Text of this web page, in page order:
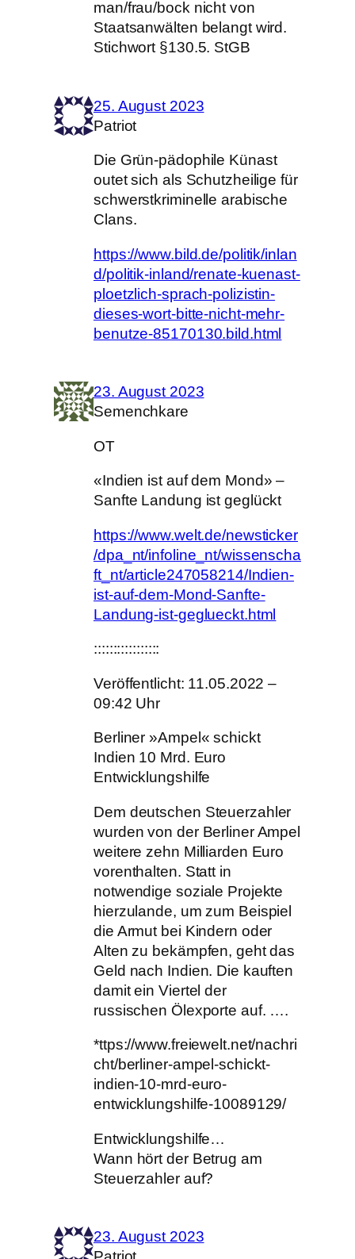
man/frau/bock nicht von
Staatsanwälten belangt wird.
Stichwort §130.5. StGB
25. August 2023
Patriot
Die Grün-pädophile Künast
outet sich als Schutzheilige für
schwerstkriminelle arabische
Clans.
https://www.bild.de/politik/inlan
d/politik-inland/renate-kuenast-
ploetzlich-sprach-polizistin-
dieses-wort-bitte-nicht-mehr-
benutze-85170130.bild.html
23. August 2023
Semenchkare
OT
«Indien ist auf dem Mond» –
Sanfte Landung ist geglückt
https://www.welt.de/newsticker
/dpa_nt/infoline_nt/wissenscha
ft_nt/article247058214/Indien-
ist-auf-dem-Mond-Sanfte-
Landung-ist-geglueckt.html
:::::::::::::::::
Veröffentlicht: 11.05.2022 –
09:42 Uhr
Berliner »Ampel« schickt
Indien 10 Mrd. Euro
Entwicklungshilfe
Dem deutschen Steuerzahler
wurden von der Berliner Ampel
weitere zehn Milliarden Euro
vorenthalten. Statt in
notwendige soziale Projekte
hierzulande, um zum Beispiel
die Armut bei Kindern oder
Alten zu bekämpfen, geht das
Geld nach Indien. Die kauften
damit ein Viertel der
russischen Ölexporte auf. ….
*ttps://www.freiewelt.net/nachri
cht/berliner-ampel-schickt-
indien-10-mrd-euro-
entwicklungshilfe-10089129/
Entwicklungshilfe…
Wann hört der Betrug am
Steuerzahler auf?
23. August 2023